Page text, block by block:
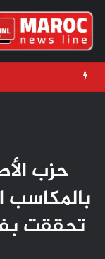
حزب
بالمكاسب
تحققت